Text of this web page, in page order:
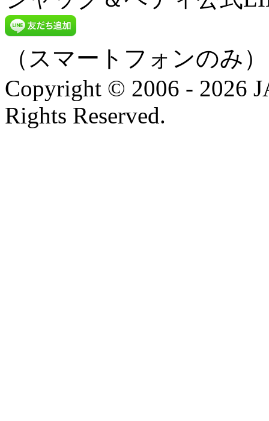
（スマートフォンのみ）
Copyright © 2006 - 2026
Rights Reserved.